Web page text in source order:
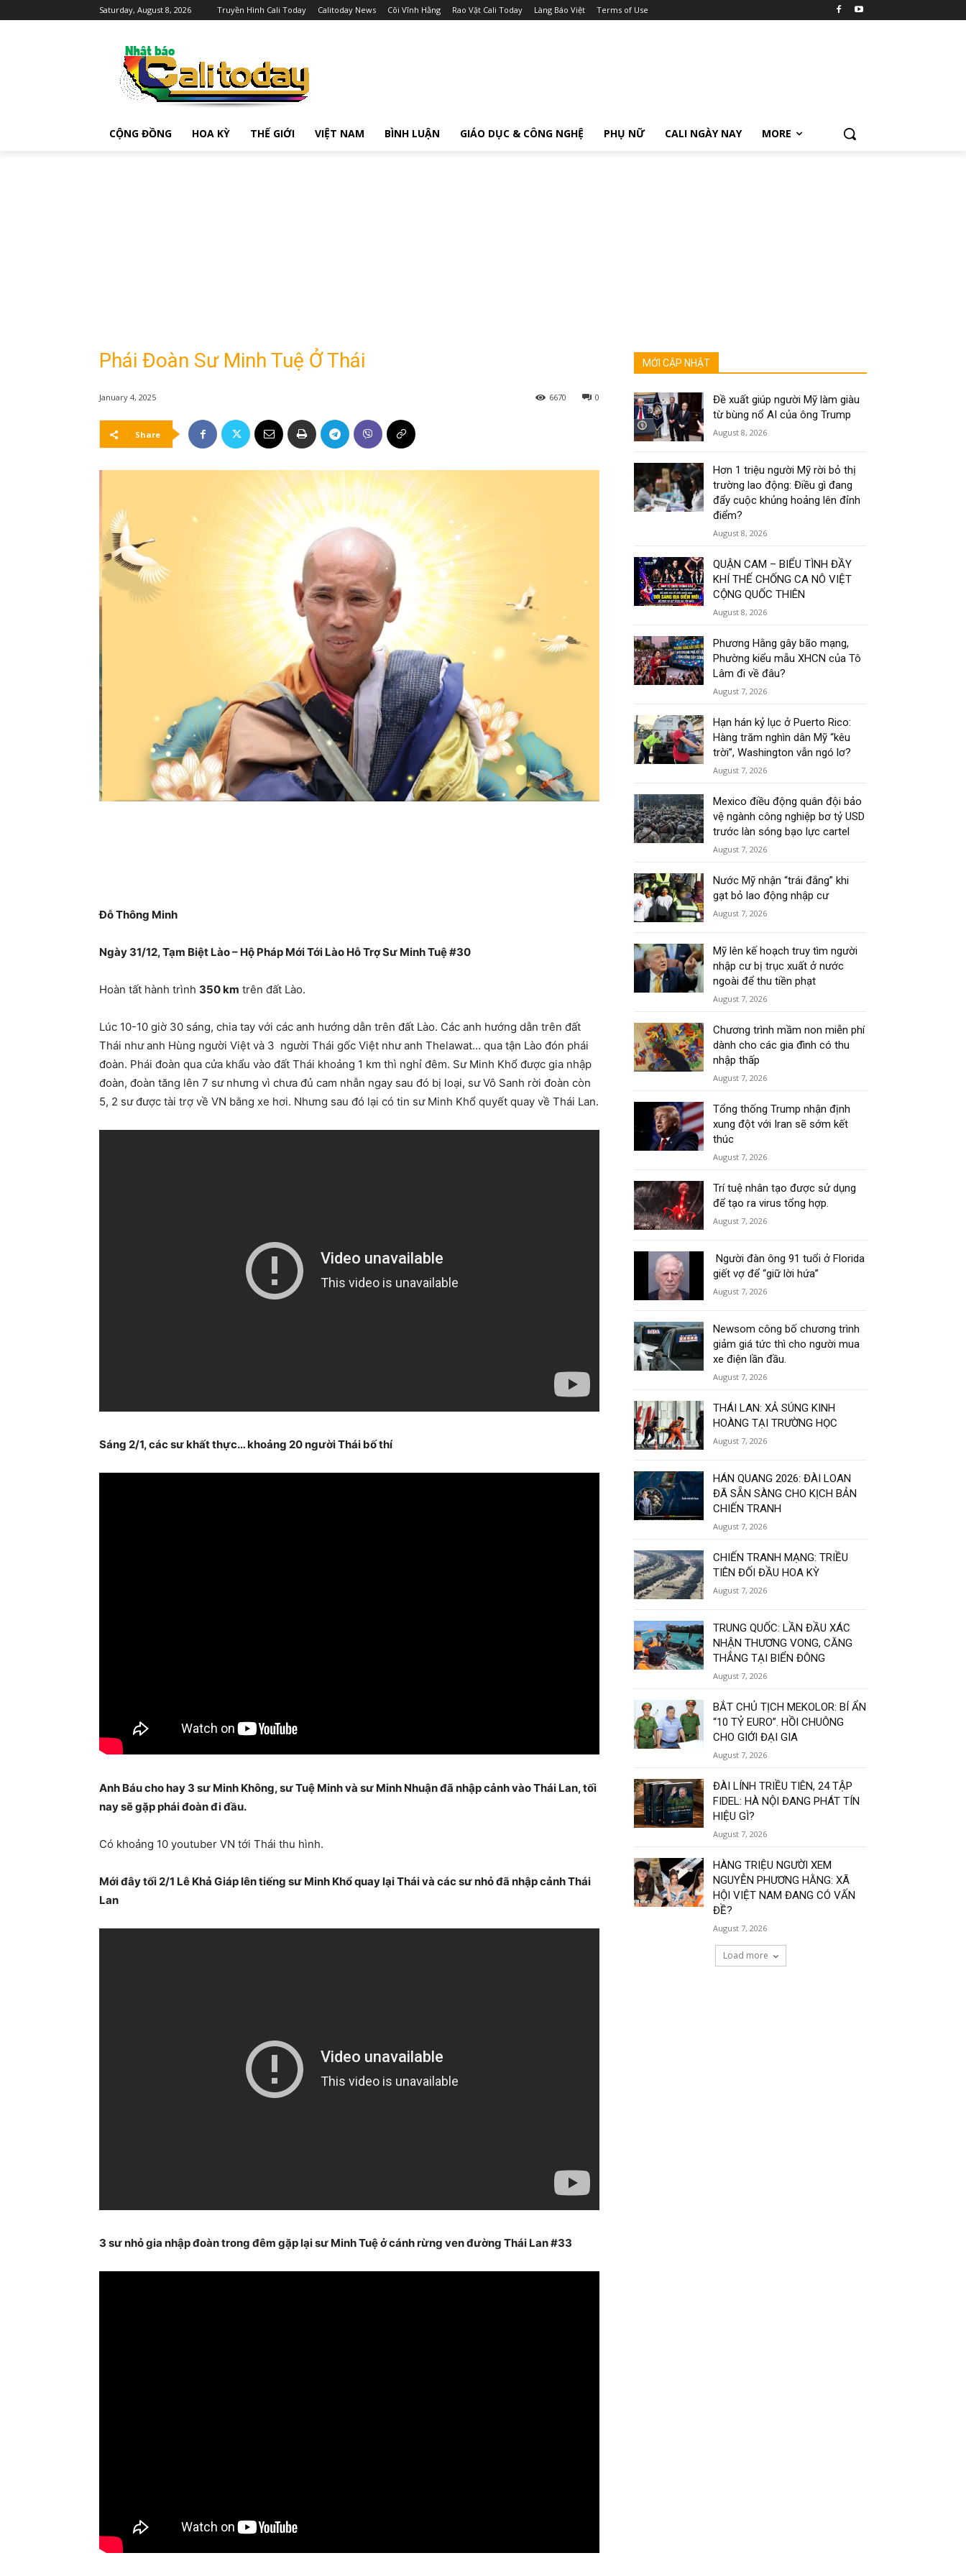
Saturday, August 8, 2026 Truyền Hình Cali Today Calitoday News Cõi Vĩnh Hằng Rao Vặt Cali Today Làng Báo Việt Terms of Use
CỘNG ĐỒNG HOA KỲ THẾ GIỚI VIỆT NAM BÌNH LUẬN GIÁO DỤC & CÔNG NGHỆ PHỤ NỮ CALI NGÀY NAY MORE
Phái Đoàn Sư Minh Tuệ Ở Thái
January 4, 2025 0
6670
Share
Đỗ Thông Minh
Ngày 31/12, Tạm Biệt Lào – Hộ Pháp Mới Tới Lào Hỗ Trợ Sư Minh Tuệ #30
Hoàn tất hành trình 350 km trên đất Lào.
Lúc 10-10 giờ 30 sáng, chia tay với các anh hướng dẫn trên đất Lào. Các anh hướng dẫn trên đất
Thái như anh Hùng người Việt và 3 người Thái gốc Việt như anh Thelawat… qua tận Lào đón phái
đoàn. Phái đoàn qua cửa khẩu vào đất Thái khoảng 1 km thì nghỉ đêm. Sư Minh Khổ được gia nhập
đoàn, đoàn tăng lên 7 sư nhưng vì chưa đủ cam nhẫn ngay sau đó bị loại, sư Vô Sanh rời đoàn còn
5, 2 sư được tài trợ về VN bằng xe hơi. Nhưng sau đó lại có tin sư Minh Khổ quyết quay về Thái Lan.
Sáng 2/1, các sư khất thực… khoảng 20 người Thái bố thí
Anh Báu cho hay 3 sư Minh Không, sư Tuệ Minh và sư Minh Nhuận đã nhập cảnh vào Thái Lan, tối
nay sẽ gặp phái đoàn đi đầu.
Có khoảng 10 youtuber VN tới Thái thu hình.
Mới đây tối 2/1 Lê Khả Giáp lên tiếng sư Minh Khổ quay lại Thái và các sư nhỏ đã nhập cảnh Thái
Lan
3 sư nhỏ gia nhập đoàn trong đêm gặp lại sư Minh Tuệ ở cánh rừng ven đường Thái Lan #33
MỚI CẬP NHẬT
Đề xuất giúp người Mỹ làm giàu
từ bùng nổ AI của ông Trump
August 8, 2026
Hơn 1 triệu người Mỹ rời bỏ thị
trường lao động: Điều gì đang
đẩy cuộc khủng hoảng lên đỉnh
điểm?
August 8, 2026
QUẬN CAM – BIỂU TÌNH ĐẦY
KHÍ THẾ CHỐNG CA NÔ VIỆT
CỘNG QUỐC THIÊN
August 8, 2026
Phương Hằng gây bão mạng,
Phường kiểu mẫu XHCN của Tô
Lâm đi về đâu?
August 7, 2026
Hạn hán kỷ lục ở Puerto Rico:
Hàng trăm nghìn dân Mỹ “kêu
trời”, Washington vẫn ngó lơ?
August 7, 2026
Mexico điều động quân đội bảo
vệ ngành công nghiệp bơ tỷ USD
trước làn sóng bạo lực cartel
August 7, 2026
Nước Mỹ nhận “trái đắng” khi
gạt bỏ lao động nhập cư
August 7, 2026
Mỹ lên kế hoạch truy tìm người
nhập cư bị trục xuất ở nước
ngoài để thu tiền phạt
August 7, 2026
Chương trình mầm non miễn phí
dành cho các gia đình có thu
nhập thấp
August 7, 2026
Tổng thống Trump nhận định
xung đột với Iran sẽ sớm kết
thúc
August 7, 2026
Trí tuệ nhân tạo được sử dụng
để tạo ra virus tổng hợp.
August 7, 2026
Người đàn ông 91 tuổi ở Florida
giết vợ để “giữ lời hứa”
August 7, 2026
Newsom công bố chương trình
giảm giá tức thì cho người mua
xe điện lần đầu.
August 7, 2026
THÁI LAN: XẢ SÚNG KINH
HOÀNG TẠI TRƯỜNG HỌC
August 7, 2026
HÁN QUANG 2026: ĐÀI LOAN
ĐÃ SẴN SÀNG CHO KỊCH BẢN
CHIẾN TRANH
August 7, 2026
CHIẾN TRANH MẠNG: TRIỀU
TIÊN ĐỐI ĐẦU HOA KỲ
August 7, 2026
TRUNG QUỐC: LẦN ĐẦU XÁC
NHẬN THƯƠNG VONG, CĂNG
THẲNG TẠI BIỂN ĐÔNG
August 7, 2026
BẮT CHỦ TỊCH MEKOLOR: BÍ ẨN
“10 TỶ EURO”. HỒI CHUÔNG
CHO GIỚI ĐẠI GIA
August 7, 2026
ĐÀI LÍNH TRIỀU TIÊN, 24 TẬP
FIDEL: HÀ NỘI ĐANG PHÁT TÍN
HIỆU GÌ?
August 7, 2026
HÀNG TRIỆU NGƯỜI XEM
NGUYỄN PHƯƠNG HẰNG: XÃ
HỘI VIỆT NAM ĐANG CÓ VẤN
ĐỀ?
August 7, 2026
Load more